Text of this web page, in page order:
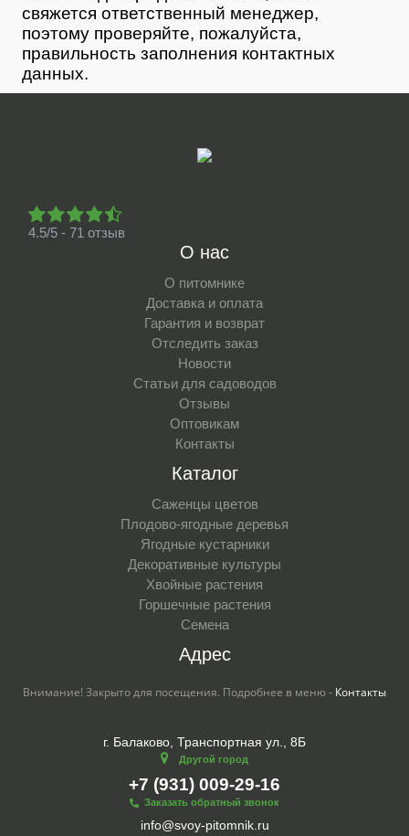
свяжется ответственный менеджер,
поэтому проверяйте, пожалуйста,
правильность заполнения контактных
данных.
4.5/5 - 71 отзыв
О нас
О питомнике
Доставка и оплата
Гарантия и возврат
Отследить заказ
Новости
Статьи для садоводов
Отзывы
Оптовикам
Контакты
Каталог
Саженцы цветов
Плодово-ягодные деревья
Ягодные кустарники
Декоративные культуры
Хвойные растения
Горшечные растения
Семена
Адрес
Внимание! Закрыто для посещения. Подробнее в меню - Контакты
г. Балаково, Транспортная ул., 8Б
Другой город
+7 (931) 009-29-16
Заказать обратный звонок
info@svoy-pitomnik.ru